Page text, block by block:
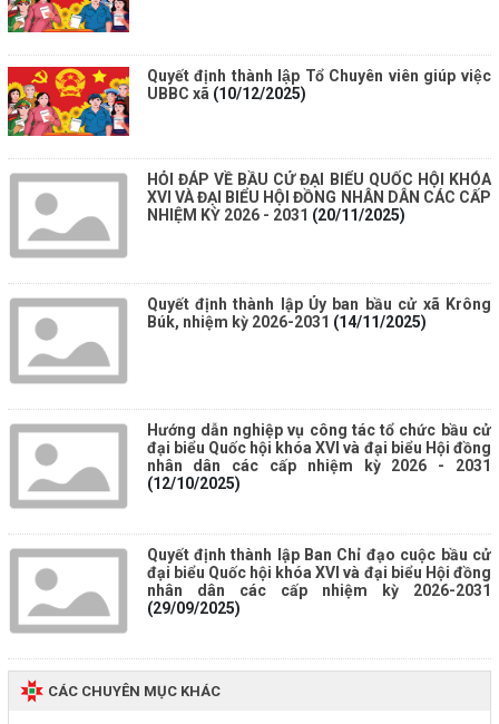
Quyết định thành lập Tổ Chuyên viên giúp việc
UBBC xã (10/12/2025)
HỎI ĐÁP VỀ BẦU CỬ ĐẠI BIỂU QUỐC HỘI KHÓA
XVI VÀ ĐẠI BIỂU HỘI ĐỒNG NHÂN DÂN CÁC CẤP
NHIỆM KỲ 2026 - 2031 (20/11/2025)
Quyết định thành lập Ủy ban bầu cử xã Krông
Búk, nhiệm kỳ 2026-2031 (14/11/2025)
Hướng dẫn nghiệp vụ công tác tổ chức bầu cử
đại biểu Quốc hội khóa XVI và đại biểu Hội đồng
nhân dân các cấp nhiệm kỳ 2026 - 2031
(12/10/2025)
Quyết định thành lập Ban Chỉ đạo cuộc bầu cử
đại biểu Quốc hội khóa XVI và đại biểu Hội đồng
nhân dân các cấp nhiệm kỳ 2026-2031
(29/09/2025)
CÁC CHUYÊN MỤC KHÁC